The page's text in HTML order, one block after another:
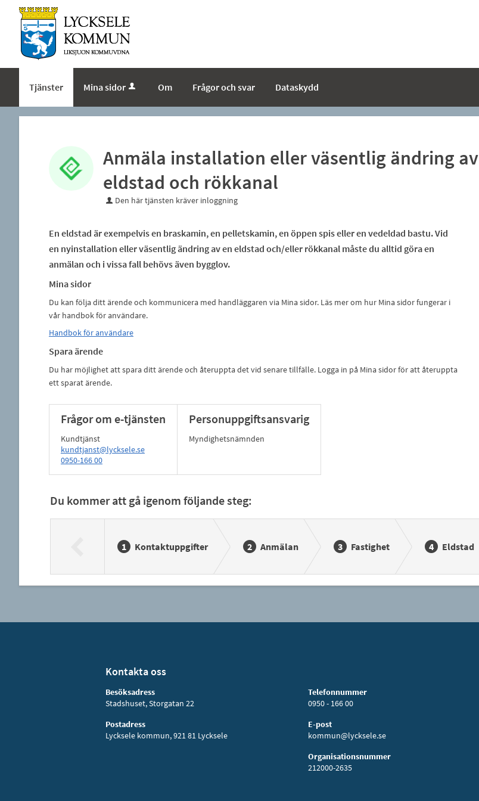
Tjänster Mina sidor Om Frågor och svar Dataskydd
Anmäla installation eller väsentlig ändring av
eldstad och rökkanal
Den här tjänsten kräver inloggning
En eldstad är exempelvis en braskamin, en pelletskamin, en öppen spis eller en vedeldad bastu. Vid
en nyinstallation eller väsentlig ändring av en eldstad och/eller rökkanal måste du alltid göra en
anmälan och i vissa fall behövs även bygglov.
Mina sidor
Du kan följa ditt ärende och kommunicera med handläggaren via Mina sidor. Läs mer om hur Mina sidor fungerar i
vår handbok för användare.
Handbok för användare
Spara ärende
Du har möjlighet att spara ditt ärende och återuppta det vid senare tillfälle. Logga in på Mina sidor för att återuppta
ett sparat ärende.
Frågor om e-tjänsten
Kundtjänst
kundtjanst@lycksele.se
0950-166 00
Personuppgiftsansvarig
Myndighetsnämnden
Du kommer att gå igenom följande steg:
Kontaktuppgifter Anmälan Fastighet Eldstad
Kontakta oss
Besöksadress
Stadshuset, Storgatan 22
Postadress
Lycksele kommun, 921 81 Lycksele
Telefonnummer
0950 - 166 00
E-post
kommun@lycksele.se
Organisationsnummer
212000-2635